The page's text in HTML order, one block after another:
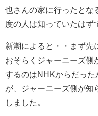
也さんの家に行ったとな
度の人は知っていたはず
新潮によると・・まず先
おそらくジャーニーズ側
するのはNHKからだっ
が、ジャーニーズ側が知
しました。